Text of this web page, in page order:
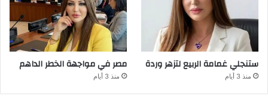
ستنجلي غمامة الربيع لتزهر وردة
منذ 3 أيام
مصر في مواجهة الخطر الداهم
منذ 3 أيام